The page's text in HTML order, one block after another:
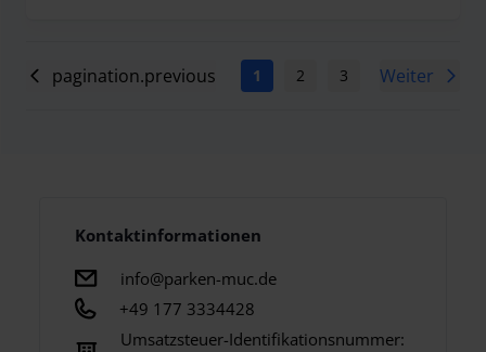
pagination.previous 1 2 3 4 5
Weiter
Kontaktinformationen
info@parken-muc.de
+49 177 3334428
Umsatzsteuer-Identifikationsnummer: